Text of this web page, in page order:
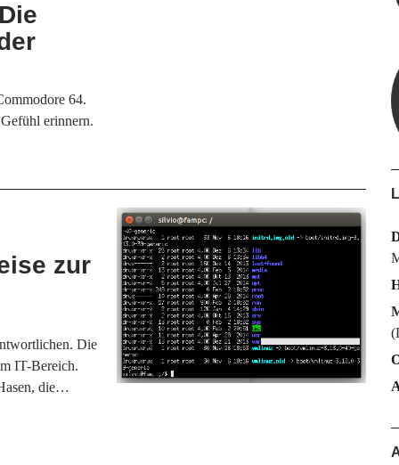
64.
erinnern.
zur
Die
IT-Bereich.
die…